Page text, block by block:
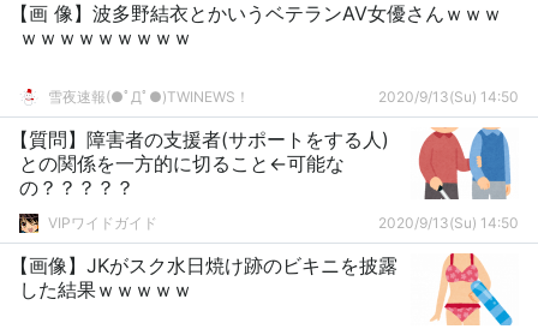
【画 像】波多野結衣とかいうベテランAV女優さんｗｗｗ
ｗｗｗｗｗｗｗｗｗ
雪夜速報(●ﾟДﾟ●)TWINEWS！ 2020/9/13(Su) 14:50
【質問】障害者の支援者(サポートをする人)
との関係を一方的に切ること←可能な
の？？？？？
VIPワイドガイド 2020/9/13(Su) 14:50
【画像】JKがスク水日焼け跡のビキニを披露
した結果ｗｗｗｗｗ